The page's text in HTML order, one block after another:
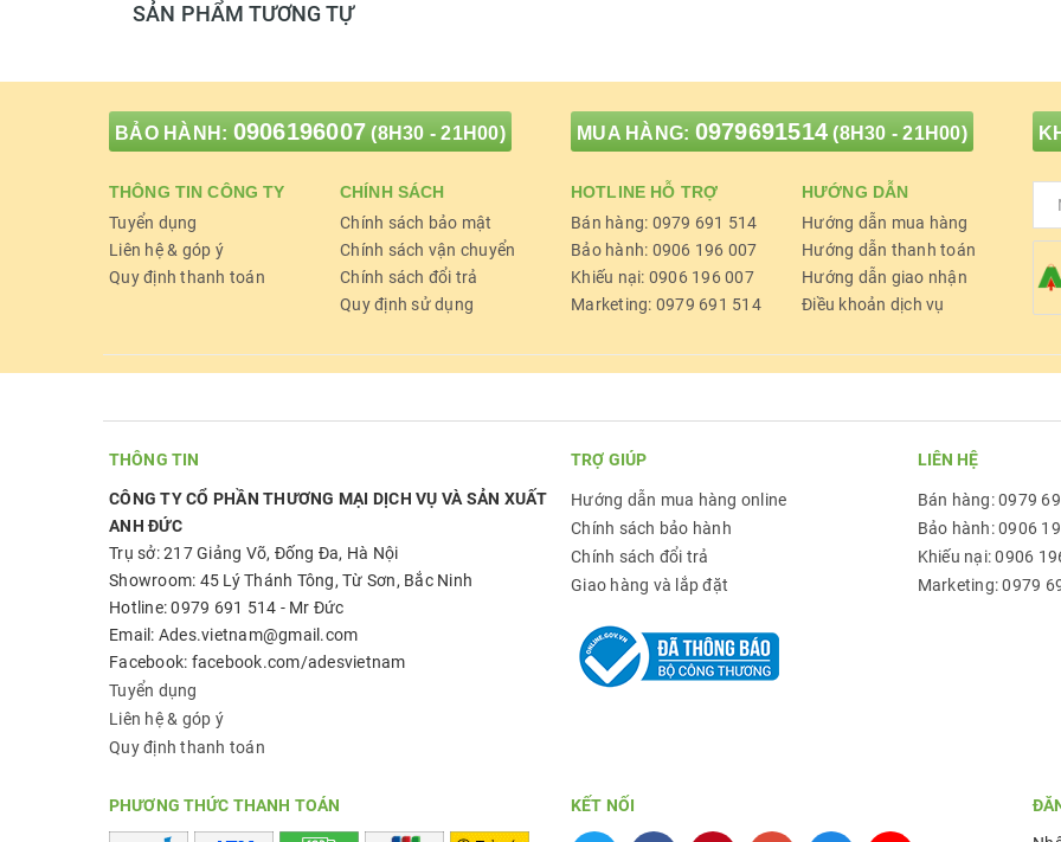
SẢN PHẨM TƯƠNG TỰ
BẢO HÀNH: 0906196007 (8H30 - 21H00) MUA HÀNG: 0979691514 (8H30 - 21H00)
THÔNG TIN CÔNG TY
Tuyển dụng
Liên hệ & góp ý
Quy định thanh toán
CHÍNH SÁCH
Chính sách bảo mật
Chính sách vận chuyển
Chính sách đổi trả
Quy định sử dụng
HOTLINE HỖ TRỢ
Bán hàng: 0979 691 514
Bảo hành: 0906 196 007
Khiếu nại: 0906 196 007
Marketing: 0979 691 514
HƯỚNG DẪN
Hướng dẫn mua hàng
Hướng dẫn thanh toán
Hướng dẫn giao nhận
Điều khoản dịch vụ
THÔNG TIN
CÔNG TY CỔ PHẦN THƯƠNG MẠI DỊCH VỤ VÀ SẢN XUẤT
ANH ĐỨC
Trụ sở: 217 Giảng Võ, Đống Đa, Hà Nội
Showroom: 45 Lý Thánh Tông, Từ Sơn, Bắc Ninh
Hotline: 0979 691 514 - Mr Đức
Email: Ades.vietnam@gmail.com
Facebook: facebook.com/adesvietnam
Tuyển dụng
Liên hệ & góp ý
Quy định thanh toán
TRỢ GIÚP
Hướng dẫn mua hàng online
Chính sách bảo hành
Chính sách đổi trả
Giao hàng và lắp đặt
LIÊN HỆ
Bán hàng: 0979
Bảo hành: 0906
Khiếu nại: 0906
Marketing: 0979
PHƯƠNG THỨC THANH TOÁN KẾT NỐI